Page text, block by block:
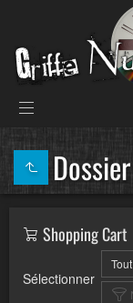
Shopping Cart
Sélectionner
Tout